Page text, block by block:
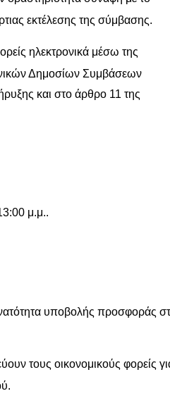
εκτέλεσης της σύμβασης.
ηλεκτρονικά μέσω της
Δημοσίων Συμβάσεων
και στο άρθρο 11 της
3:00 μ.μ..
υποβολής προσφοράς
τους οικονομικούς φορείς